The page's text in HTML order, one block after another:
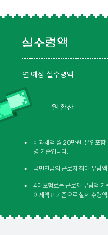
실수령액
연 예상 실수령액
월 환산
•
비과세액 월 20만원, 본인포
명 기준입니다.
• 국민연금의 근로자 최대 부담
•
4대보험료는 근로자 부담액 기
이세액표 기준으로 실제 수령